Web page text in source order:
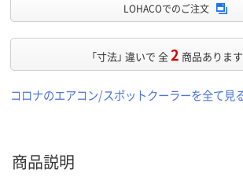
LOHACOでのご注文
「寸法」 違いで 全2 商品あります
コロナのエアコン/スポットクーラーを全て見
商品説明